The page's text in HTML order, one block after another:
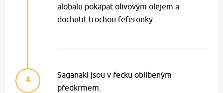
alobalu pokapat olivovým olejem a
dochutit trochou feferonky.
4
Saganaki jsou v řecku oblíbeným
předkrmem.